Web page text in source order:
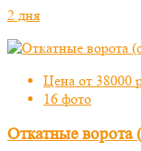
2 дня
Цена от 38000
16 фото
Откатные ворота